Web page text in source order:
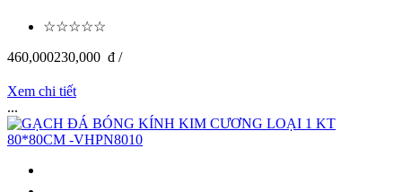
☆☆☆☆☆
460,000230,000 đ /
Xem chi tiết
...